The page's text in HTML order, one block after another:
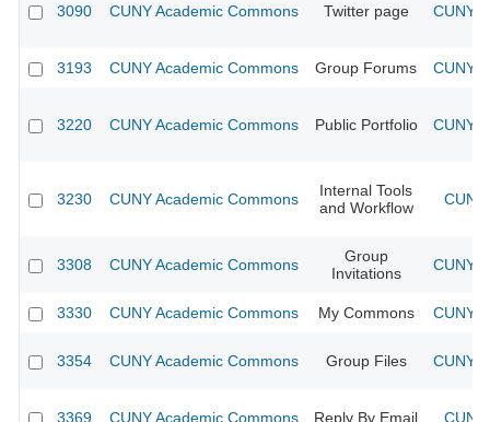
3090 CUNY Academic Commons Twitter page CUNY
3193 CUNY Academic Commons Group Forums CUNY
3220 CUNY Academic Commons Public Portfolio CUNY
3230 CUNY Academic Commons
Internal Tools
and Workflow
3308 CUNY Academic Commons
Group
Invitations
CUNY
3330 CUNY Academic Commons My Commons CUNY
3354 CUNY Academic Commons Group Files CUNY
3369 CUNY Academic Commons Reply By Email